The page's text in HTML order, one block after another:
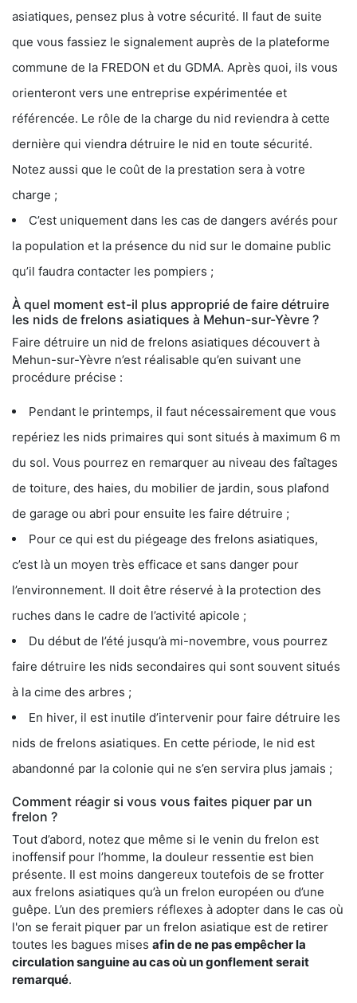
asiatiques, pensez plus à votre sécurité. Il faut de suite
que vous fassiez le signalement auprès de la plateforme
commune de la FREDON et du GDMA. Après quoi, ils vous
orienteront vers une entreprise expérimentée et
référencée. Le rôle de la charge du nid reviendra à cette
dernière qui viendra détruire le nid en toute sécurité.
Notez aussi que le coût de la prestation sera à votre
charge ;
C’est uniquement dans les cas de dangers avérés pour
la population et la présence du nid sur le domaine public
qu’il faudra contacter les pompiers ;
À quel moment est-il plus approprié de faire détruire
les nids de frelons asiatiques à Mehun-sur-Yèvre ?
Faire détruire un nid de frelons asiatiques découvert à
Mehun-sur-Yèvre n’est réalisable qu’en suivant une
procédure précise :
Pendant le printemps, il faut nécessairement que vous
repériez les nids primaires qui sont situés à maximum 6 m
du sol. Vous pourrez en remarquer au niveau des faîtages
de toiture, des haies, du mobilier de jardin, sous plafond
de garage ou abri pour ensuite les faire détruire ;
Pour ce qui est du piégeage des frelons asiatiques,
c’est là un moyen très efficace et sans danger pour
l’environnement. Il doit être réservé à la protection des
ruches dans le cadre de l’activité apicole ;
Du début de l’été jusqu’à mi-novembre, vous pourrez
faire détruire les nids secondaires qui sont souvent situés
à la cime des arbres ;
En hiver, il est inutile d’intervenir pour faire détruire les
nids de frelons asiatiques. En cette période, le nid est
abandonné par la colonie qui ne s’en servira plus jamais ;
Comment réagir si vous vous faites piquer par un
frelon ?
Tout d’abord, notez que même si le venin du frelon est
inoffensif pour l’homme, la douleur ressentie est bien
présente. Il est moins dangereux toutefois de se frotter
aux frelons asiatiques qu’à un frelon européen ou d’une
guêpe. L’un des premiers réflexes à adopter dans le cas où
l'on se ferait piquer par un frelon asiatique est de retirer
toutes les bagues mises afin de ne pas empêcher la
circulation sanguine au cas où un gonflement serait
remarqué.